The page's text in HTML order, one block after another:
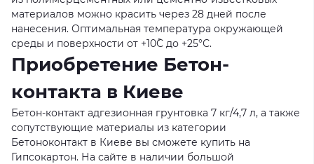
материалов можно красить через 28 дней после
нанесения. Оптимальная температура окружающей
среды и поверхности от +10˚С до +25°С.
Приобретение Бетон-
контакта в Киеве
Бетон-контакт адгезионная грунтовка 7 кг/4,7 л, а также
сопутствующие материалы из категории
Бетоноконтакт в Киеве вы сможете купить на
Гипсокартон. На сайте в наличии большой